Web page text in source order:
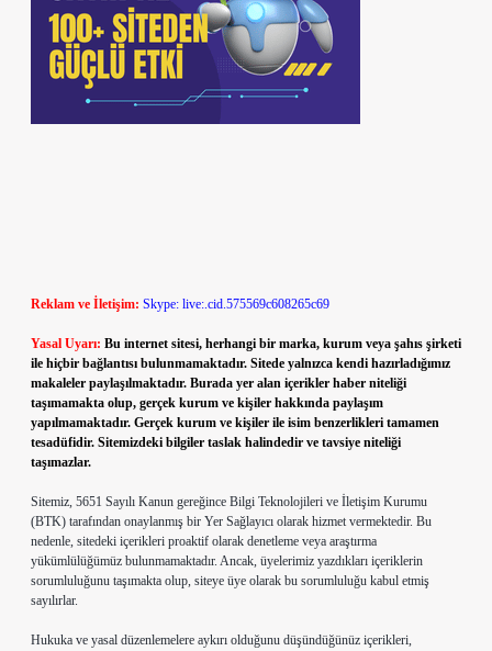
Reklam ve İletişim: Skype: live:.cid.575569c608265c69
Yasal Uyarı: Bu internet sitesi, herhangi bir marka, kurum veya şahıs şirketi
ile hiçbir bağlantısı bulunmamaktadır. Sitede yalnızca kendi hazırladığımız
makaleler paylaşılmaktadır. Burada yer alan içerikler haber niteliği
taşımamakta olup, gerçek kurum ve kişiler hakkında paylaşım
yapılmamaktadır. Gerçek kurum ve kişiler ile isim benzerlikleri tamamen
tesadüfidir. Sitemizdeki bilgiler taslak halindedir ve tavsiye niteliği
taşımazlar.
Sitemiz, 5651 Sayılı Kanun gereğince Bilgi Teknolojileri ve İletişim Kurumu
(BTK) tarafından onaylanmış bir Yer Sağlayıcı olarak hizmet vermektedir. Bu
nedenle, sitedeki içerikleri proaktif olarak denetleme veya araştırma
yükümlülüğümüz bulunmamaktadır. Ancak, üyelerimiz yazdıkları içeriklerin
sorumluluğunu taşımakta olup, siteye üye olarak bu sorumluluğu kabul etmiş
sayılırlar.
Hukuka ve yasal düzenlemelere aykırı olduğunu düşündüğünüz içerikleri,